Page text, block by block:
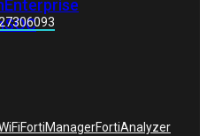
Enterprise
SOC
FortiManagerFortiAnalyzer